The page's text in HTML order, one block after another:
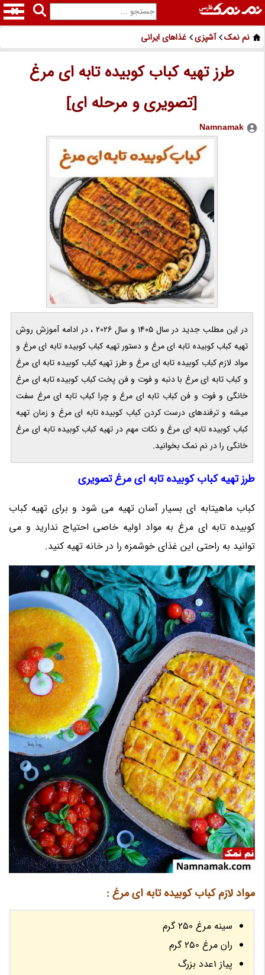
نم نمک آشپزی غذاهای ایرانی
طرز تهیه کباب کوبیده تابه ای مرغ
[تصویری و مرحله ای]
Namnamak
در این مطلب جدید در سال 1405 و سال 2026 ، در ادامه آموزش روش
تهیه کباب کوبیده تابه ای مرغ و دستور تهیه کباب کوبیده تابه ای مرغ و
مواد لازم کباب کوبیده تابه ای مرغ و طرز تهیه کباب کوبیده تابه ای مرغ
و کباب تابه ای مرغ با دنبه و فوت و فن پخت کباب کوبیده تابه ای مرغ
خانگی و فوت و فن کباب تابه ای مرغ و چرا کباب تابه ای مرغ سفت
میشه و ترفندهای درست کردن کباب کوبیده تابه ای مرغ و زمان تهیه
کباب کوبیده تابه ای مرغ و نکات مهم در تهیه کباب کوبیده تابه ای مرغ
خانگی را در نم نمک بخوانید.
طرز تهیه کباب کوبیده تابه ای مرغ تصویری
کباب ماهیتابه ای بسیار آسان تهیه می شود و برای تهیه کباب
کوبیده تابه ای مرغ به مواد اولیه خاصی احتیاج ندارید و می
توانید به راحتی این غذای خوشمزه را در خانه تهیه کنید.
مواد لازم کباب کوبیده تابه ای مرغ :
سینه مرغ 250 گرم
ران مرغ 250 گرم
پیاز 1عدد بزرگ